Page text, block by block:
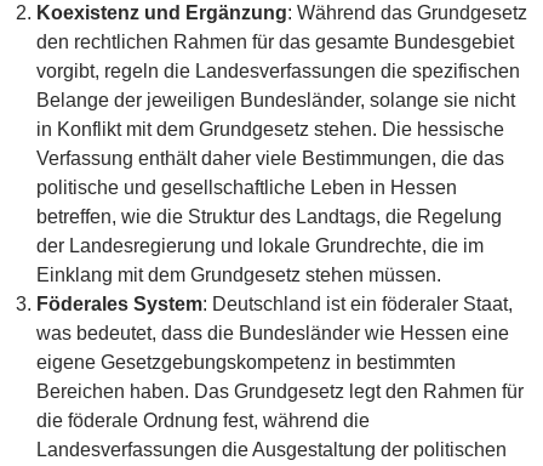
Koexistenz und Ergänzung: Während das Grundgesetz
den rechtlichen Rahmen für das gesamte Bundesgebiet
vorgibt, regeln die Landesverfassungen die spezifischen
Belange der jeweiligen Bundesländer, solange sie nicht
in Konflikt mit dem Grundgesetz stehen. Die hessische
Verfassung enthält daher viele Bestimmungen, die das
politische und gesellschaftliche Leben in Hessen
betreffen, wie die Struktur des Landtags, die Regelung
der Landesregierung und lokale Grundrechte, die im
Einklang mit dem Grundgesetz stehen müssen.
Föderales System: Deutschland ist ein föderaler Staat,
was bedeutet, dass die Bundesländer wie Hessen eine
eigene Gesetzgebungskompetenz in bestimmten
Bereichen haben. Das Grundgesetz legt den Rahmen für
die föderale Ordnung fest, während die
Landesverfassungen die Ausgestaltung der politischen